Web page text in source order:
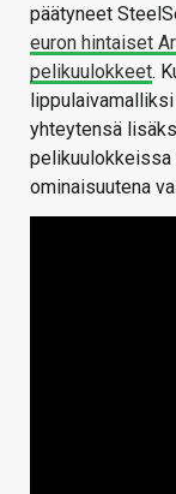
päätyneet
euron hintaiset
pelikuulokkeet.
yhteytensä
pelikuulokkeissa
ominaisuutena